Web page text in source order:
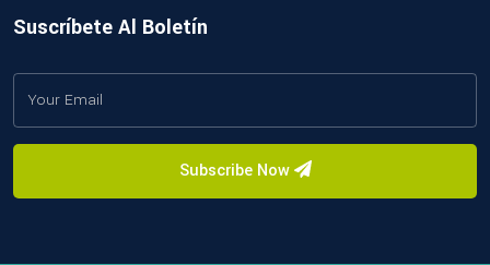
Suscríbete Al Boletín
Subscribe Now